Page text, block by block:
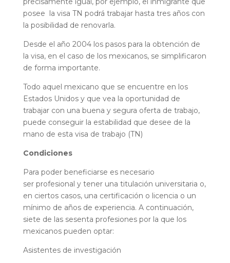
posee la visa TN podrá trabajar hasta tres años con
la posibilidad de renovarla.
Desde el año 2004 los pasos para la obtención de
la visa, en el caso de los mexicanos, se simplificaron
de forma importante.
Todo aquel mexicano que se encuentre en los
Estados Unidos y que vea la oportunidad de
trabajar con una buena y segura oferta de trabajo,
puede conseguir la estabilidad que desee de la
mano de esta visa de trabajo (TN)
Condiciones
Para poder beneficiarse es necesario
ser profesional y tener una titulación universitaria o,
en ciertos casos, una certificación o licencia o un
mínimo de años de experiencia. A continuación,
siete de las sesenta profesiones por la que los
mexicanos pueden optar:
Asistentes de investigación